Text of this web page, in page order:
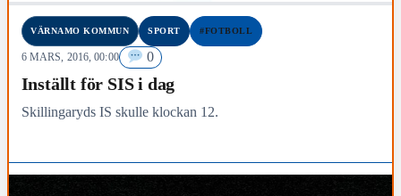
VÄRNAMO KOMMUN SPORT #FOTBOLL
6 MARS, 2016, 00:00 0
Inställt för SIS i dag
Skillingaryds IS skulle klockan 12.